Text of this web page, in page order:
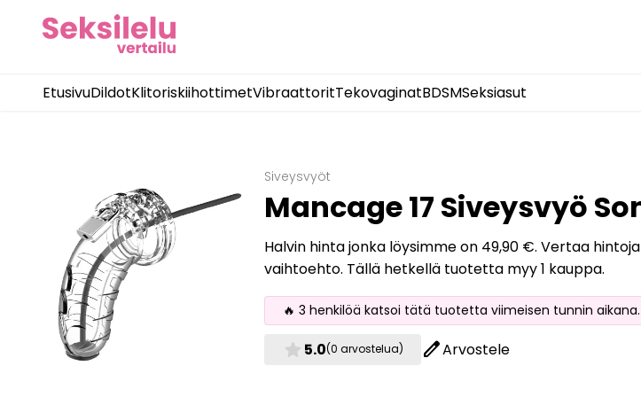
EtusivuDildotKlitoriskiihottimetVibraattoritTekovaginatBDSMSeksiasut
Siveysvyöt
Mancage 17 Siveysvyö
Halvin hinta jonka löysimme on 49,90 €. Vertaa
vaihtoehto. Tällä hetkellä tuotetta myy 1 kauppa.
🔥 3 henkilöä katsoi tätä tuotetta viimeisen tunnin aikana.
star 5.0(0 arvostelua) editArvostele